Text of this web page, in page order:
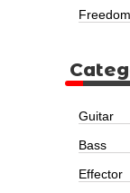
Guitar
Bass
Effector